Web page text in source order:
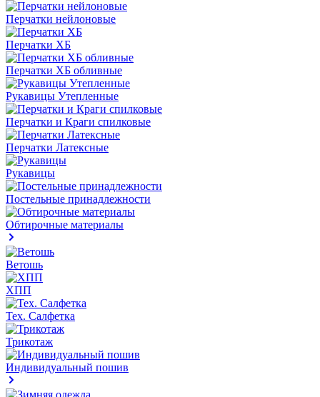
Перчатки нейлоновые
Перчатки ХБ
Перчатки ХБ обливные
Рукавицы Утепленные
Перчатки и Краги спилковые
Перчатки Латексные
Рукавицы
Постельные принадлежности
Обтирочные материалы
Ветошь
ХПП
Тех. Салфетка
Трикотаж
Индивидуальный пошив